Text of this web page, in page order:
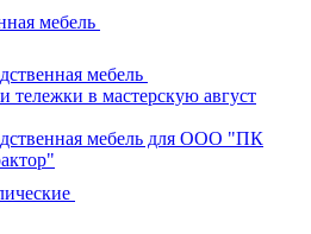
мебель
мебель
тележки в мастерскую август
мебель для ООО "ПК